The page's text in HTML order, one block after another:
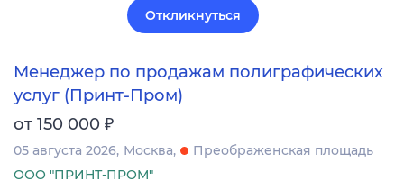
Откликнуться
Менеджер по продажам полиграфических
услуг (Принт-Пром)
от 150 000 ₽
05 августа 2026 Москва
Преображенская площадь
ООО "ПРИНТ-ПРОМ"